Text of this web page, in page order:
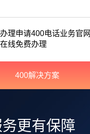
办理申请400电话业务官网
在线免费办理
400解决方案
更有保障